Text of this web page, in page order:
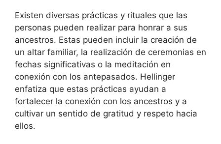
Existen diversas prácticas y rituales que las
personas pueden realizar para honrar a sus
ancestros. Estas pueden incluir la creación de
un altar familiar, la realización de ceremonias en
fechas significativas o la meditación en
conexión con los antepasados. Hellinger
enfatiza que estas prácticas ayudan a
fortalecer la conexión con los ancestros y a
cultivar un sentido de gratitud y respeto hacia
ellos.